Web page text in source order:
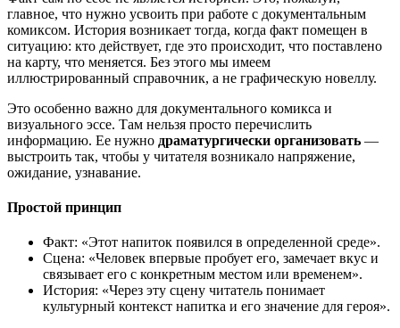
главное, что нужно усвоить при работе с документальным
комиксом. История возникает тогда, когда факт помещен в
ситуацию: кто действует, где это происходит, что поставлено
на карту, что меняется. Без этого мы имеем
иллюстрированный справочник, а не графическую новеллу.
Это особенно важно для документального комикса и
визуального эссе. Там нельзя просто перечислить
информацию. Ее нужно драматургически организовать —
выстроить так, чтобы у читателя возникало напряжение,
ожидание, узнавание.
Простой принцип
Факт: «Этот напиток появился в определенной среде».
Сцена: «Человек впервые пробует его, замечает вкус и
связывает его с конкретным местом или временем».
История: «Через эту сцену читатель понимает
культурный контекст напитка и его значение для героя».